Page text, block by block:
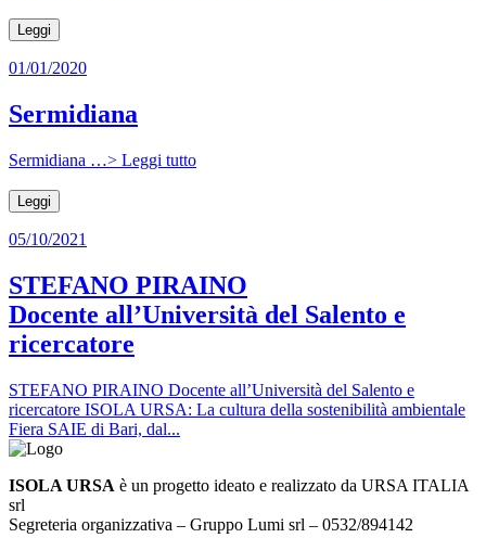
Leggi
01/01/2020
Sermidiana
Sermidiana …> Leggi tutto
Leggi
05/10/2021
STEFANO PIRAINO
Docente all’Università del Salento e
ricercatore
STEFANO PIRAINO Docente all’Università del Salento e
ricercatore ISOLA URSA: La cultura della sostenibilità ambientale
Fiera SAIE di Bari, dal...
ISOLA URSA è un progetto ideato e realizzato da URSA ITALIA
srl
Segreteria organizzativa – Gruppo Lumi srl – 0532/894142